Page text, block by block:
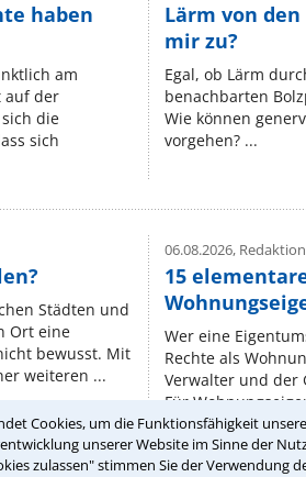
Cookies, um die Funktionsfähigkeit
unserer Website im Sinne der
zulassen" stimmen Sie der Verwendung
haben
am
auf der
die
sich
Lärm von
mir zu?
Egal, ob Lärm
benachbarten
Wie können
vorgehen? ...
Städten und
Ort eine
bewusst. Mit
weiteren ...
06.08.2026,
15
Wer eine
Rechte als
Verwalter und der
Für
Regeln,